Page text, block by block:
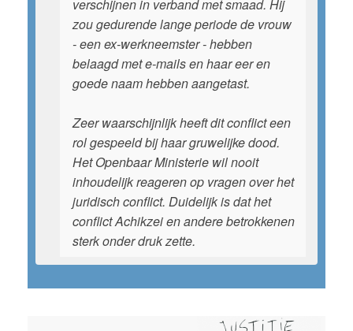
verschijnen in verband met smaad. Hij
zou gedurende lange periode de vrouw
- een ex-werkneemster - hebben
belaagd met e-mails en haar eer en
goede naam hebben aangetast.
Zeer waarschijnlijk heeft dit conflict een
rol gespeeld bij haar gruwelijke dood.
Het Openbaar Ministerie wil nooit
inhoudelijk reageren op vragen over het
juridisch conflict. Duidelijk is dat het
conflict Achikzei en andere betrokkenen
sterk onder druk zette.